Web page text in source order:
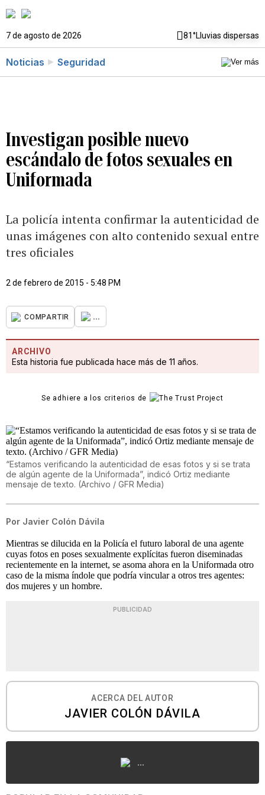
7 de agosto de 2026 81°Lluvias dispersas
Noticias Seguridad
Investigan posible nuevo
escándalo de fotos sexuales en
Uniformada
La policía intenta confirmar la autenticidad de
unas imágenes con alto contenido sexual entre
tres oficiales
2 de febrero de 2015 - 5:48 PM
COMPARTIR ...
ARCHIVO
Esta historia fue publicada hace más de 11 años.
Se adhiere a los criterios de
“Estamos verificando la autenticidad de esas fotos y si se trata
de algún agente de la Uniformada”, indicó Ortiz mediante
mensaje de texto. (Archivo / GFR Media)
Por Javier Colón Dávila
Mientras se dilucida en la Policía el futuro laboral de una agente
cuyas fotos en poses sexualmente explícitas fueron diseminadas
recientemente en la internet, se asoma ahora en la Uniformada otro
caso de la misma índole que podría vincular a otros tres agentes:
dos mujeres y un hombre.
PUBLICIDAD
ACERCA DEL AUTOR
JAVIER COLÓN DÁVILA
...